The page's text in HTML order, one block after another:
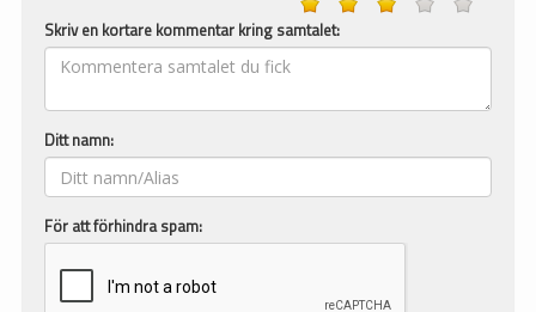
Skriv en kortare kommentar kring samtalet:
Ditt namn:
För att förhindra spam: